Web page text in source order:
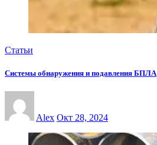
Статьи
Системы обнаружения и подавления БПЛА
Alex Окт 28, 2024